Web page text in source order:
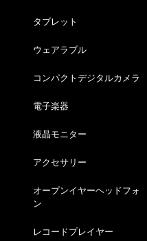
タブレット
ウェアラブル
コンパクトデジタルカメラ
電子楽器
液晶モニター
アクセサリー
オープンイヤーヘッドフォ
ン
レコードプレイヤー